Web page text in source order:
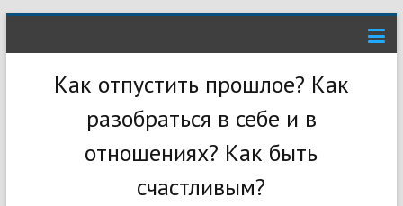
Как отпустить прошлое? Как
разобраться в себе и в
отношениях? Как быть
счастливым?